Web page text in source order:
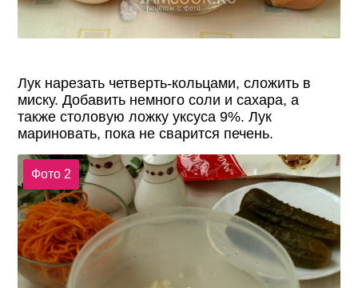
Лук нарезать четверть-кольцами, сложить в
миску. Добавить немного соли и сахара, а
также столовую ложку уксуса 9%. Лук
мариновать, пока не сварится печень.
Фото 2